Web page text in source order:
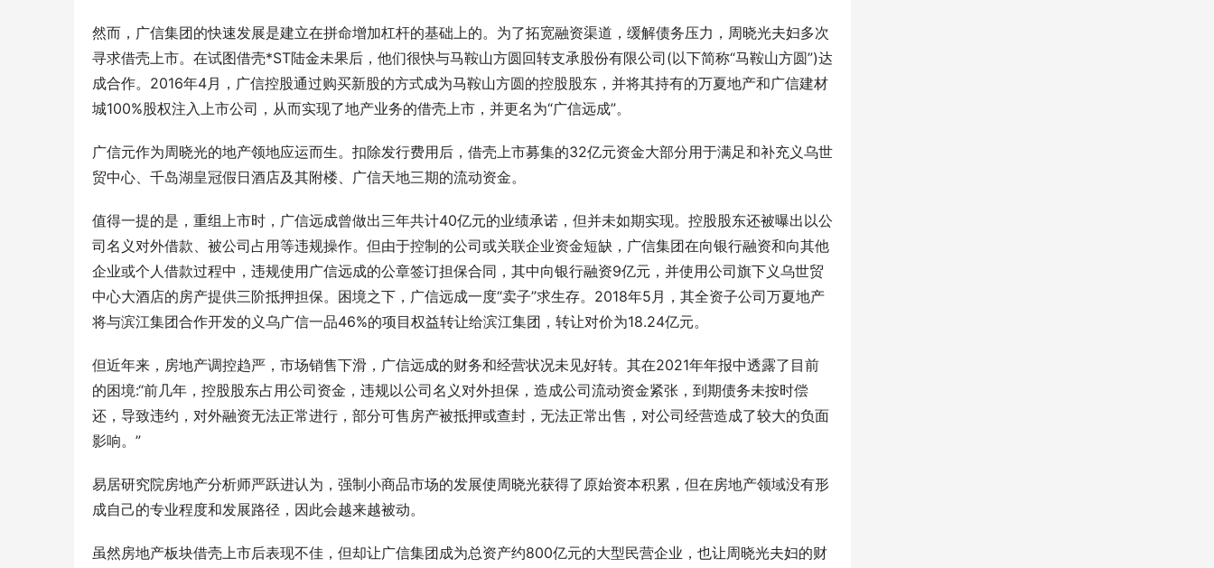
然而，广信集团的快速发展是建立在拼命增加杠杆的基础上的。为了拓宽融资渠道，缓解债务压力，周晓光夫妇多次
寻求借壳上市。在试图借壳*ST陆金未果后，他们很快与马鞍山方圆回转支承股份有限公司(以下简称“马鞍山方圆”)达
成合作。2016年4月，广信控股通过购买新股的方式成为马鞍山方圆的控股股东，并将其持有的万夏地产和广信建材
城100%股权注入上市公司，从而实现了地产业务的借壳上市，并更名为“广信远成”。
广信元作为周晓光的地产领地应运而生。扣除发行费用后，借壳上市募集的32亿元资金大部分用于满足和补充义乌世
贸中心、千岛湖皇冠假日酒店及其附楼、广信天地三期的流动资金。
值得一提的是，重组上市时，广信远成曾做出三年共计40亿元的业绩承诺，但并未如期实现。控股股东还被曝出以公
司名义对外借款、被公司占用等违规操作。但由于控制的公司或关联企业资金短缺，广信集团在向银行融资和向其他
企业或个人借款过程中，违规使用广信远成的公章签订担保合同，其中向银行融资9亿元，并使用公司旗下义乌世贸
中心大酒店的房产提供三阶抵押担保。困境之下，广信远成一度“卖子”求生存。2018年5月，其全资子公司万夏地产
将与滨江集团合作开发的义乌广信一品46%的项目权益转让给滨江集团，转让对价为18.24亿元。
但近年来，房地产调控趋严，市场销售下滑，广信远成的财务和经营状况未见好转。其在2021年年报中透露了目前
的困境:“前几年，控股股东占用公司资金，违规以公司名义对外担保，造成公司流动资金紧张，到期债务未按时偿
还，导致违约，对外融资无法正常进行，部分可售房产被抵押或查封，无法正常出售，对公司经营造成了较大的负面
影响。”
易居研究院房地产分析师严跃进认为，强制小商品市场的发展使周晓光获得了原始资本积累，但在房地产领域没有形
成自己的专业程度和发展路径，因此会越来越被动。
虽然房地产板块借壳上市后表现不佳，但却让广信集团成为总资产约800亿元的大型民营企业，也让周晓光夫妇的财